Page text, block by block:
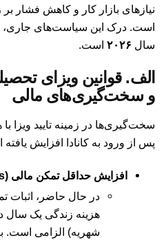
نیازهای بازار کار و کاهش فشار
است. درک این سیاست‌های جاری،
سال ۲۰۲۶ است.
و سخت‌گیری‌های مالی
سخت‌گیری‌ها در زمینه تایید ویزا
پس از ورود به کانادا افزایش
افزایش حداقل تمکن مالی (Proof of Funds):
در حال حاضر، اثبات
هزینه زندگی یک سال در
شهریه) الزامی است.